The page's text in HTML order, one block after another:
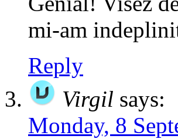
mi-am
Reply
Virgil says:
Monday, 8